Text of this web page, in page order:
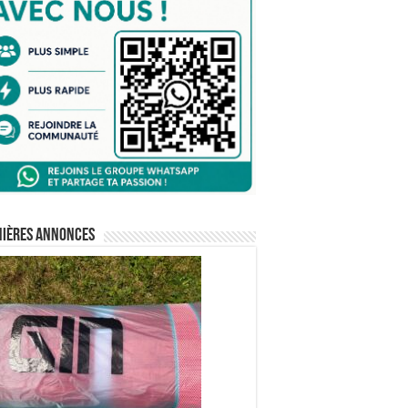
annonces